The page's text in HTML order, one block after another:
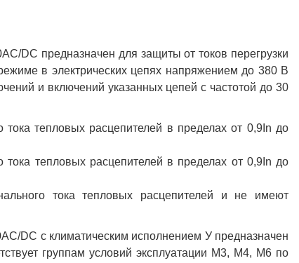
DC предназначен для защиты от токов перегрузки
в электрических цепях напряжением до 380 В
и включений указанных цепей с частотой до 30
тепловых расцепителей в пределах от 0,9In до
тепловых расцепителей в пределах от 0,9In до
тока тепловых расцепителей и не имеют
DC с климатическим исполнением У предназначен
группам условий эксплуатации М3, М4, М6 по